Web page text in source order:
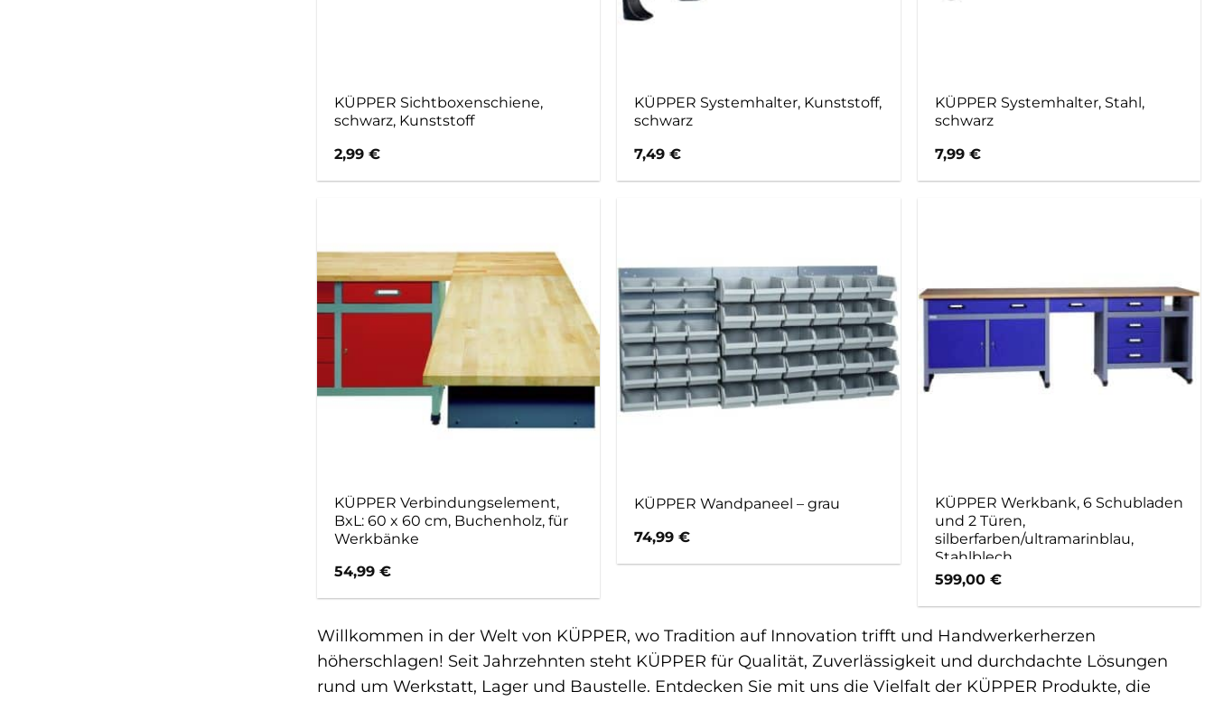
KÜPPER Sichtboxenschiene,
schwarz, Kunststoff
2,99 €
KÜPPER Systemhalter, Kunststoff,
schwarz
7,49€
KÜPPER Systemhalter, Stahl,
schwarz
7,99€
KÜPPER Verbindungselement,
BxL: 60 x 60 cm, Buchenholz, für
Werkbänke
54,99 €
KÜPPER Wandpaneel – grau
74,99€
KÜPPER Werkbank, 6 Schubladen
und 2 Türen,
silberfarben/ultramarinblau,
Stahlblech
599,00€
Willkommen in der Welt von KÜPPER, wo Tradition auf Innovation trifft und Handwerkerherzen
höherschlagen! Seit Jahrzehnten steht KÜPPER für Qualität, Zuverlässigkeit und durchdachte Lösungen
rund um Werkstatt, Lager und Baustelle. Entdecken Sie mit uns die Vielfalt der KÜPPER Produkte, die